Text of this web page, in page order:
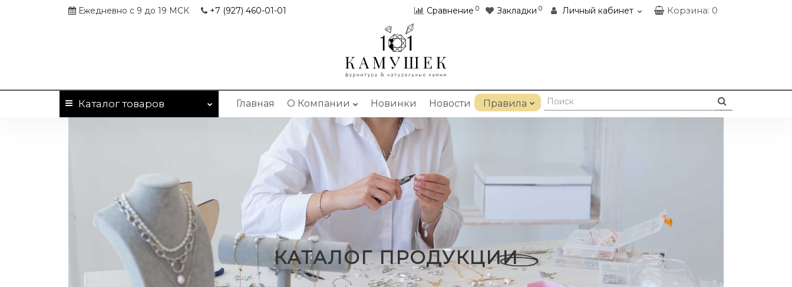
Ежедневно с 9 до 19 МСК +7 (927) 460-01-01 Сравнение 0 Закладки 0 Личный кабинет Корзина: 0
Каталогтоваров Главная О Компании Новинки Новости Правила
КАТАЛОГ ПРОДУКЦИИ